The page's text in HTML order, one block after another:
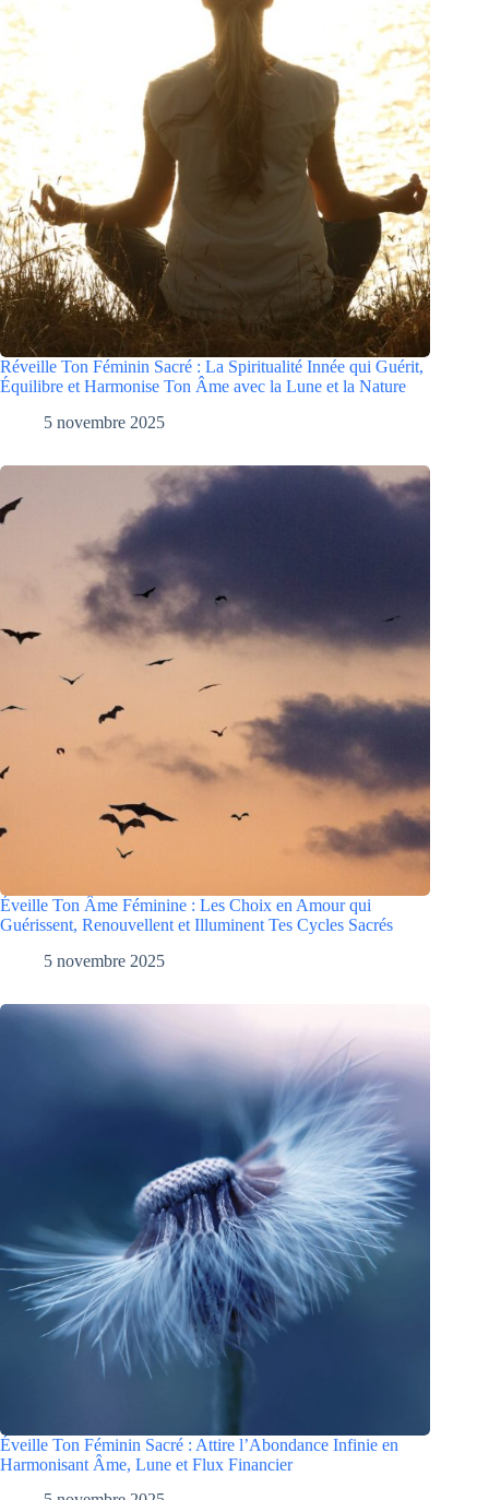
Réveille Ton Féminin Sacré : La Spiritualité Innée qui Guérit,
Équilibre et Harmonise Ton Âme avec la Lune et la Nature
5 novembre 2025
Éveille Ton Âme Féminine : Les Choix en Amour qui
Guérissent, Renouvellent et Illuminent Tes Cycles Sacrés
5 novembre 2025
Éveille Ton Féminin Sacré : Attire l’Abondance Infinie en
Harmonisant Âme, Lune et Flux Financier